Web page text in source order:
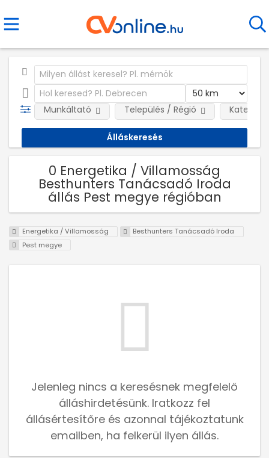
Munkáltató Település / Régió
0 Energetika / Villamosság
Besthunters Tanácsadó Iroda
állás Pest megye régióban
Energetika / Villamosság
Besthunters Tanácsadó Iroda
Pest megye
Jelenleg nincs a keresésnek megfelelő
álláshirdetésünk. Iratkozz fel
állásértesítőre és azonnal tájékoztatunk
emailben, ha felkerül ilyen állás.